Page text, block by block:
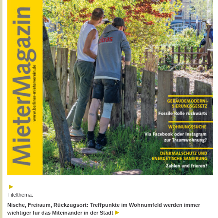
Titelthema:
Nische, Freiraum, Rückzugsort: Treffpunkte im Wohnumfeld werden immer
wichtiger für das Miteinander in der Stadt